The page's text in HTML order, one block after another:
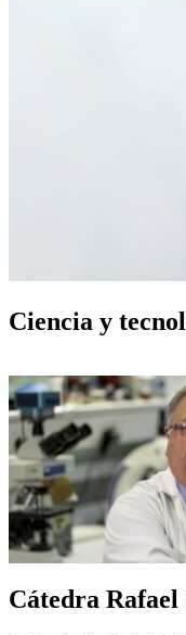
Ciencia y
Cátedra Rafael